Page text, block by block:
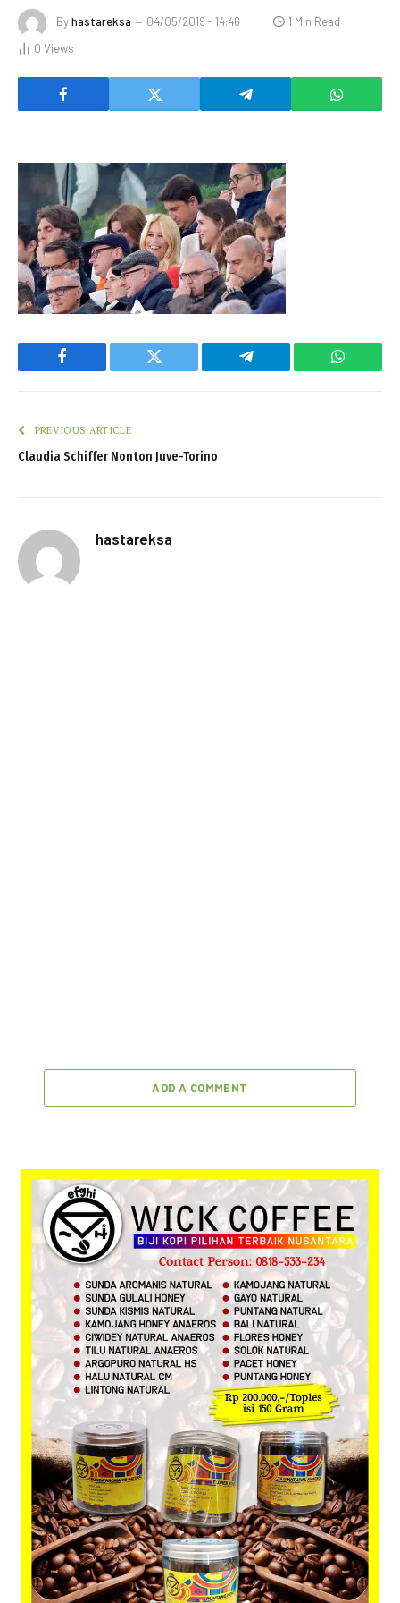
Byhastareksa 04/05/2019 - 14:46
1 Min Read
0 Views
Facebook Twitter Telegram
PREVIOUS ARTICLE
Claudia Schiffer Nonton Juve-Torino
hastareksa
ADD A COMMENT